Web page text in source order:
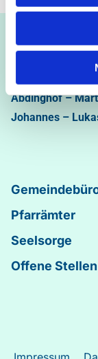
Ev.-luth.
05251/5002-
Abdinghof–
Johannes –
Pfarrämter
Seelsorge
Offene Stellen